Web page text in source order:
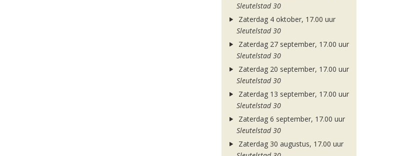
Sleutelstad 30
Zaterdag 4 oktober, 17.00 uur
Sleutelstad 30
Zaterdag 27 september, 17.00 uur
Sleutelstad 30
Zaterdag 20 september, 17.00 uur
Sleutelstad 30
Zaterdag 13 september, 17.00 uur
Sleutelstad 30
Zaterdag 6 september, 17.00 uur
Sleutelstad 30
Zaterdag 30 augustus, 17.00 uur